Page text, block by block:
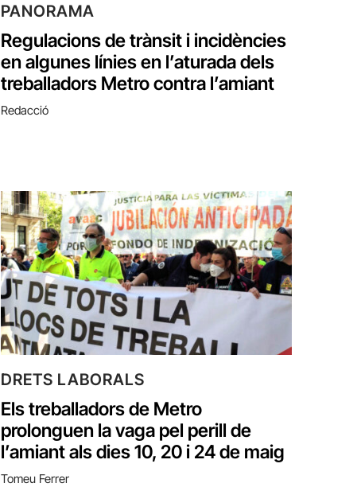
PANORAMA
Regulacions de trànsit i incidències
en algunes línies en l’aturada dels
treballadors Metro contra l’amiant
Redacció
DRETS LABORALS
Els treballadors de Metro
prolonguen la vaga pel perill de
l’amiant als dies 10, 20 i 24 de maig
Tomeu Ferrer